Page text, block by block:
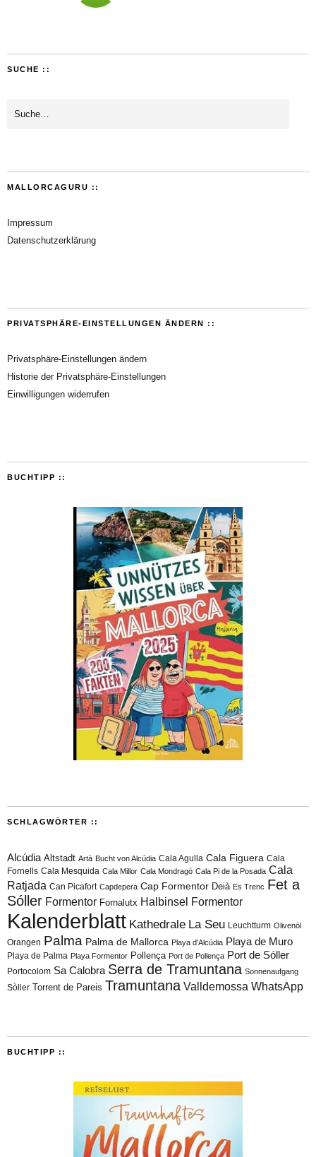
SUCHE ::
MALLORCAGURU ::
Impressum
Datenschutzerklärung
PRIVATSPHÄRE-EINSTELLUNGEN ÄNDERN ::
Privatsphäre-Einstellungen ändern
Historie der Privatsphäre-Einstellungen
Einwilligungen widerrufen
BUCHTIPP ::
SCHLAGWÖRTER ::
Alcúdia Altstadt Artà Bucht von Alcúdia Cala Agulla Cala Figuera Cala
Fornells Cala Mesquida Cala Millor Cala Mondragó Cala Pi de la Posada Cala
Ratjada Can Picafort Capdepera Cap Formentor Deià Es Trenc Fet a
Sóller Formentor Fornalutx Halbinsel Formentor
Kalenderblatt Kathedrale La Seu Leuchtturm Olivenöl
Orangen Palma Palma de Mallorca Playa d'Alcúdia Playa de Muro
Playa de Palma Playa Formentor Pollença Port de Pollença Port de Sóller
Portocolom Sa Calobra Serra de Tramuntana Sonnenaufgang
Sòller Torrent de Pareis Tramuntana Valldemossa WhatsApp
BUCHTIPP ::